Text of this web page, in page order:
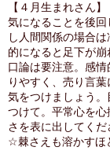
【４月生まれさん】
気になることを後
し人間関係の場合
的になると足下が
口論は要注意。感
りやすく、売り言
気をつけましょう
つけて。平常心を
さを表に出してくだ
☆棘さえも溶かすほ